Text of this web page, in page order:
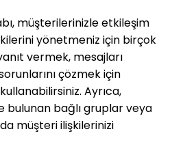
müşterilerinizle etkileşim
yönetmeniz için birçok
vermek, mesajları
çözmek için
Ayrıca,
bulunan bağlı gruplar veya
müşteri ilişkilerinizi